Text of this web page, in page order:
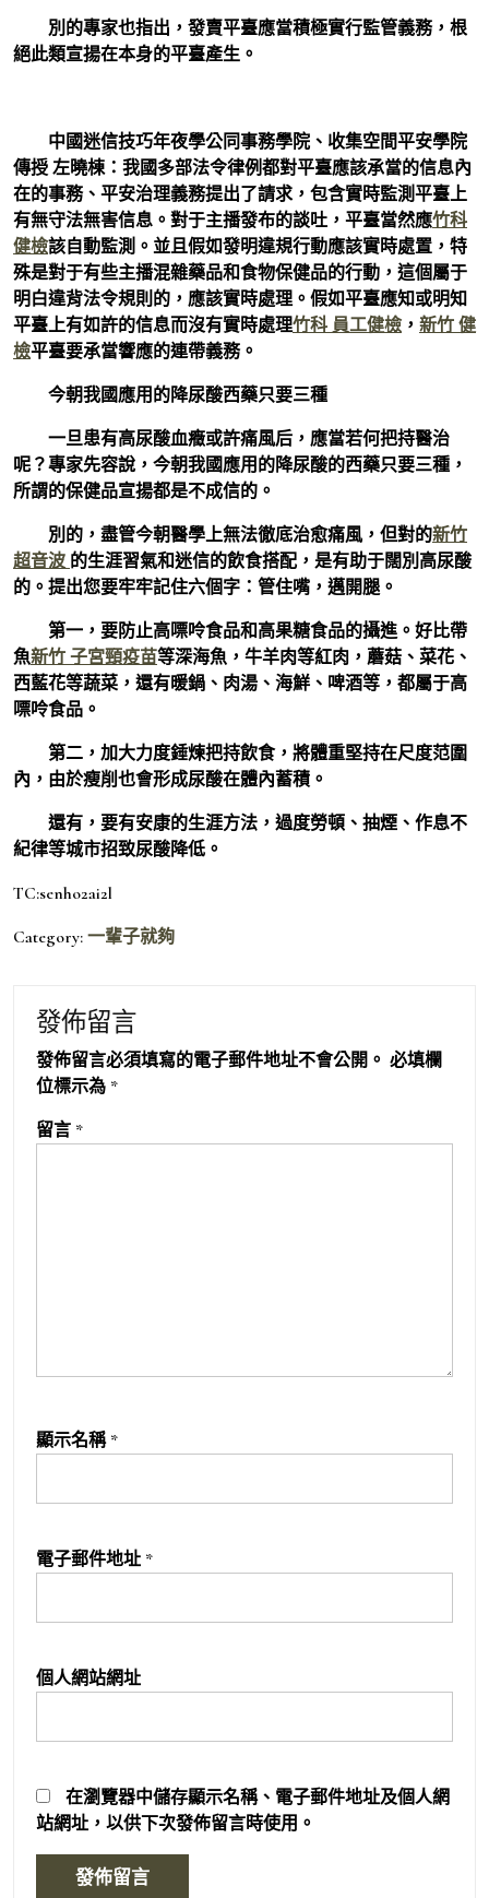
別的專家也指出，發賣平臺應當積極實行監管義務，根
絕此類宣揚在本身的平臺產生。
中國迷信技巧年夜學公同事務學院、收集空間平安學院
傳授 左曉棟：我國多部法令律例都對平臺應該承當的信息內
在的事務、平安治理義務提出了請求，包含實時監測平臺上
有無守法無害信息。對于主播發布的談吐，平臺當然應竹科
健檢該自動監測。並且假如發明違規行動應該實時處置，特
殊是對于有些主播混雜藥品和食物保健品的行動，這個屬于
明白違背法令規則的，應該實時處理。假如平臺應知或明知
平臺上有如許的信息而沒有實時處理竹科 員工健檢 ， 新竹 健
檢平臺要承當響應的連帶義務。
今朝我國應用的降尿酸西藥只要三種
一旦患有高尿酸血癥或許痛風后，應當若何把持醫治
呢？專家先容說，今朝我國應用的降尿酸的西藥只要三種，
所謂的保健品宣揚都是不成信的。
別的，盡管今朝醫學上無法徹底治愈痛風，但對的新竹
超音波 的生涯習氣和迷信的飲食搭配，是有助于闊別高尿酸
的。提出您要牢牢記住六個字：管住嘴，邁開腿。
第一，要防止高嘌呤食品和高果糖食品的攝進。好比帶
魚新竹 子宮頸疫苗等深海魚，牛羊肉等紅肉，蘑菇、菜花、
西藍花等蔬菜，還有暖鍋、肉湯、海鮮、啤酒等，都屬于高
嘌呤食品。
第二，加大力度錘煉把持飲食，將體重堅持在尺度范圍
內，由於瘦削也會形成尿酸在體內蓄積。
還有，要有安康的生涯方法，過度勞頓、抽煙、作息不
紀律等城市招致尿酸降低。
TC:senho2ai2l
Category: 一輩子就夠
發佈留言
發佈留言必須填寫的電子郵件地址不會公開。 必填欄
位標示為 *
留言 *
顯示名稱 *
電子郵件地址 *
個人網站網址
在瀏覽器中儲存顯示名稱、電子郵件地址及個人網
站網址，以供下次發佈留言時使用。